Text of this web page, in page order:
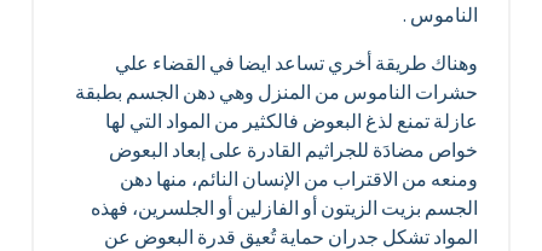
الناموس .
وهناك طريقة أخري تساعد ايضا في القضاء علي
حشرات الناموس من المنزل وهي دهن الجسم بطبقة
عازلة تمنع لذغ البعوض فالكثير من المواد التي لها
خواص مضادَة للجراثيم القادرة على إبعاد البعوض
ومنعه من الاقتراب من الإنسان النائم، منها دهن
الجسم بزيت الزيتون أو الفازلين أو الجلسرين، فهذه
المواد تشكل جدران حماية تُعيق قدرة البعوض عن